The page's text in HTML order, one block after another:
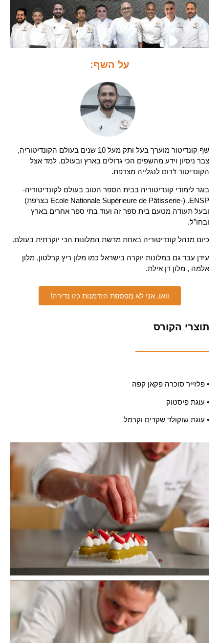
על השף:
שף קונדיטור מוערך בעל ותק מעל 10 שנים בעולם הקונדיטוריה,
צבר ניסיון וידע מהשפים הכי גדולים בארץ ובעולם. למד אצל
הקונדיטור ז’רום לנגלייה מצרפת.
בוגר לימודי קונדיטוריה בבית הספר הטוב בעולם לקונדיטוריה-
ENSP. (-Ecole Nationale Supérieure de Pâtisserie בצרפת)
ובעל תעודה מטעם בית ספר זה ועוד בתי ספר אחרים בארץ
ובחו”ל.
כיום מנהל קונדיטוריה באחת מרשת המלונות הכי יוקרתית בעולם.
עידן עבד גם במלונות יוקרה בישראל כמו מלון ריץ קרלטון, מלון
אלמה , מלון דן אילת.
וואו, אני לא מפספת הזדמנות כזו נדירה!
תוצרי הקורס
• פלזייר סוכרה פקאן קפה
• עוגת פיסטוק
• עוגת שוקולד שקדים וקרמל